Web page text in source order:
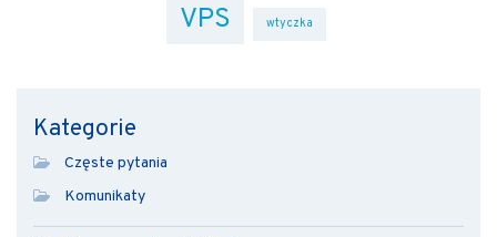
VPS wtyczka
Kategorie
Częste pytania
Komunikaty